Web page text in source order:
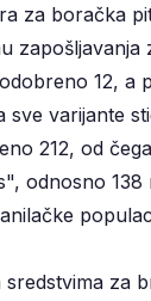
za boračka
zapošljavanja
12, a
sve varijante
212, od
odnosno 138
sredstvima za